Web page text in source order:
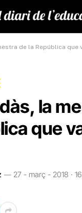
de la República que
la
que
27 - març - 2018 ·